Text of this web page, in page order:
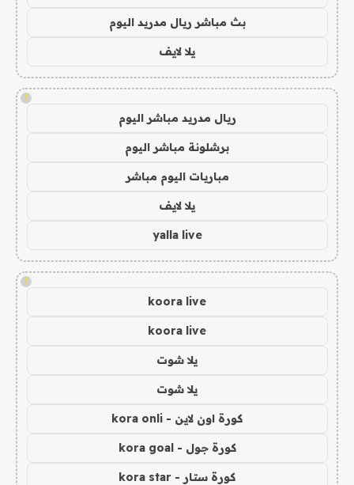
بث مباشر ريال مدريد اليوم
يلا لايف
!
ريال مدريد مباشر اليوم
برشلونة مباشر اليوم
مباريات اليوم مباشر
يلا لايف
yalla live
!
koora live
koora live
يلا شوت
يلا شوت
كورة اون لاين - kora onli
كورة جول - kora goal
كورة ستار - kora star